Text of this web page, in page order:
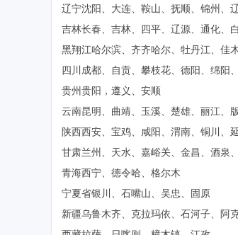
辽宁沈阳、大连、鞍山、抚顺、锦州、
吉林长春、吉林、四平、辽源、通化、
黑翔江哈尔滨、齐齐哈尔、牡丹江、佳
四川成都、自贡、攀枝花、德阳、绵阳
贵州贵阳，遵义、安顺
云南昆明、曲靖、玉溪、楚雄、丽江、
陕西西安、宝鸡、咸阳、渭南、铜川、
甘肃兰州、天水、嘉峪关、金昌、酒泉
青海西宁、德令哈、格尔木
宁夏省银川、石嘴山、吴忠、固原
新疆乌鲁木齐、克拉玛依、石河子、阿